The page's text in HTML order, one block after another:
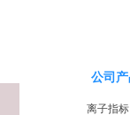
公司
离子指标